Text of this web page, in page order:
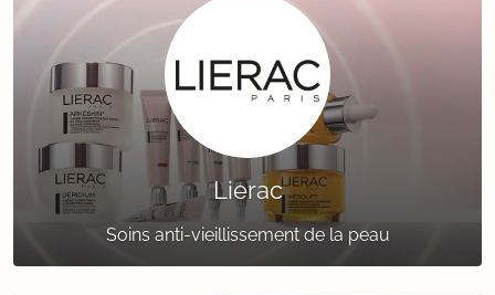
Lierac
Soins anti-vieillissement de la peau